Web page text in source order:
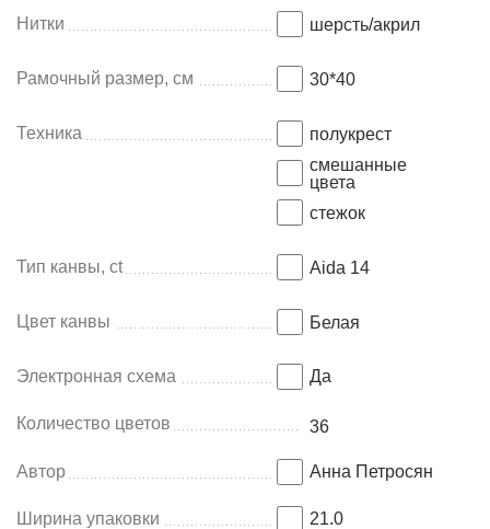
Нитки шерсть/акрил
Рамочный размер, см 30*40
Техника
полукрест
смешанные
цвета
стежок
Тип канвы, ct Aida 14
Цвет канвы Белая
Электронная схема Да
Количество цветов 36
Автор Анна Петросян
Ширина упаковки 21.0